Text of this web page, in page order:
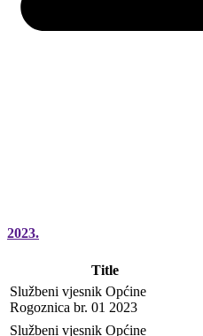
2023.
Title
Službeni vjesnik Općine
Rogoznica br. 01 2023
Službeni vjesnik Općine